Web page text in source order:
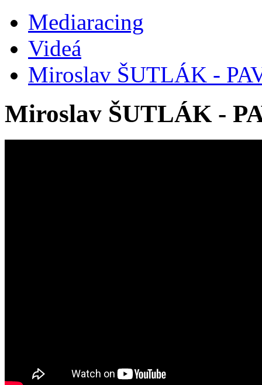
Mediaracing
Videá
Miroslav ŠUTLÁK -
Miroslav ŠUTLÁK -